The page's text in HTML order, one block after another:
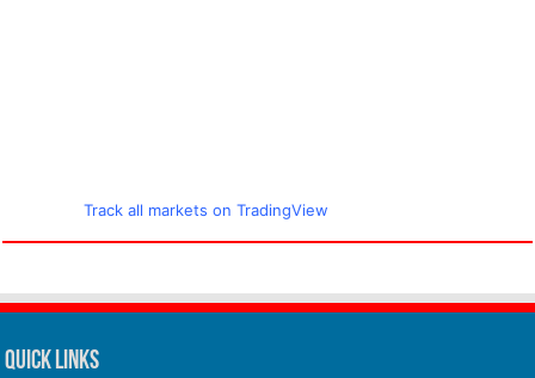
Track all markets on TradingView
Quick Links